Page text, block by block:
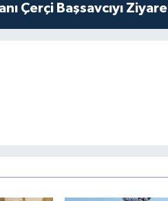
Çerçi Başsavcıyı